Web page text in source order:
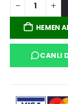
HEMEN
CANLI